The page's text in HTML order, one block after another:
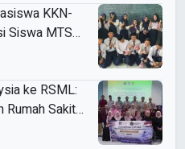
KKN-
Siswa MTS
ke RSML:
Rumah Sakit